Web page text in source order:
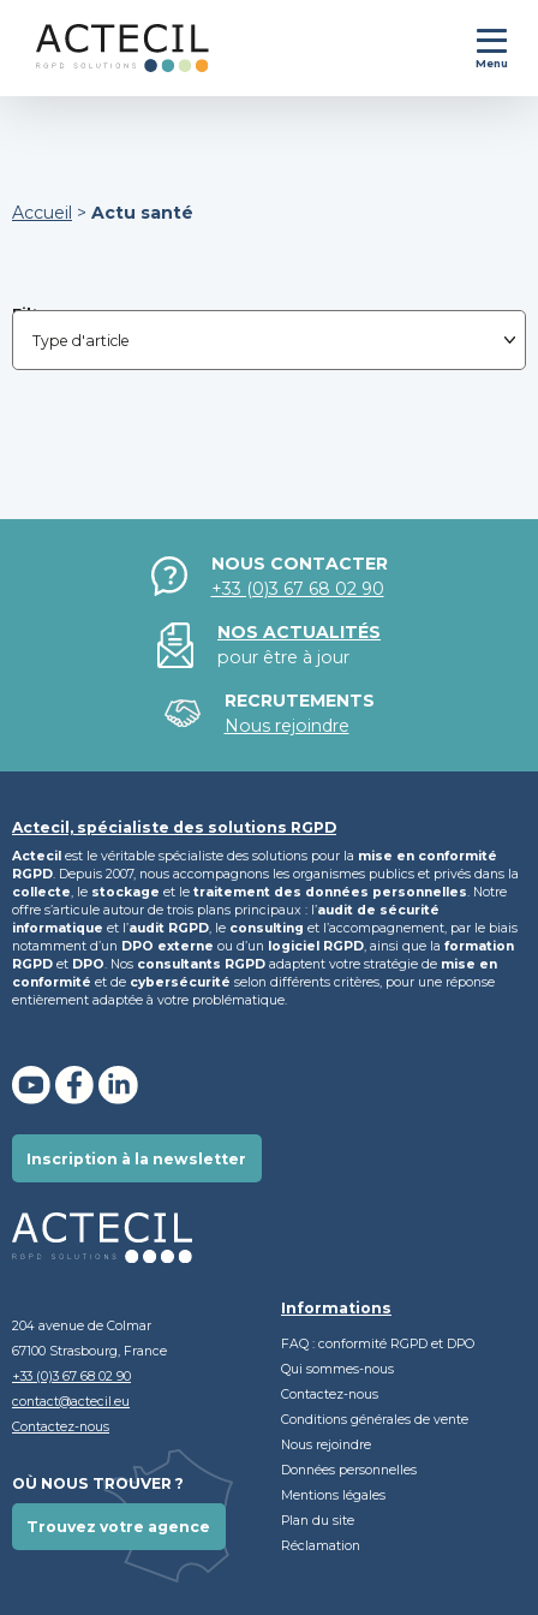
Menu
Accueil > Actu santé
Filtrer par :
NOUS CONTACTER
+33 (0)3 67 68 02 90
NOS ACTUALITÉS
pour être à jour
RECRUTEMENTS
Nous rejoindre
Actecil, spécialiste des solutions RGPD
Actecil est le véritable spécialiste des solutions pour la mise en conformité
RGPD. Depuis 2007, nous accompagnons les organismes publics et privés dans la
collecte, le stockage et le traitement des données personnelles. Notre
offre s’articule autour de trois plans principaux : l’audit de sécurité
informatique et l’audit RGPD, le consulting et l’accompagnement, par le biais
notamment d’un DPO externe ou d’un logiciel RGPD, ainsi que la formation
RGPD et DPO. Nos consultants RGPD adaptent votre stratégie de mise en
conformité et de cybersécurité selon différents critères, pour une réponse
entièrement adaptée à votre problématique.
Inscription à la newsletter
204 avenue de Colmar
67100 Strasbourg, France
+33 (0)3 67 68 02 90
contact@actecil.eu
Contactez-nous
OÙ NOUS TROUVER ?
Trouvez votre agence
Informations
FAQ : conformité RGPD et DPO
Qui sommes-nous
Contactez-nous
Conditions générales de vente
Nous rejoindre
Données personnelles
Mentions légales
Plan du site
Réclamation